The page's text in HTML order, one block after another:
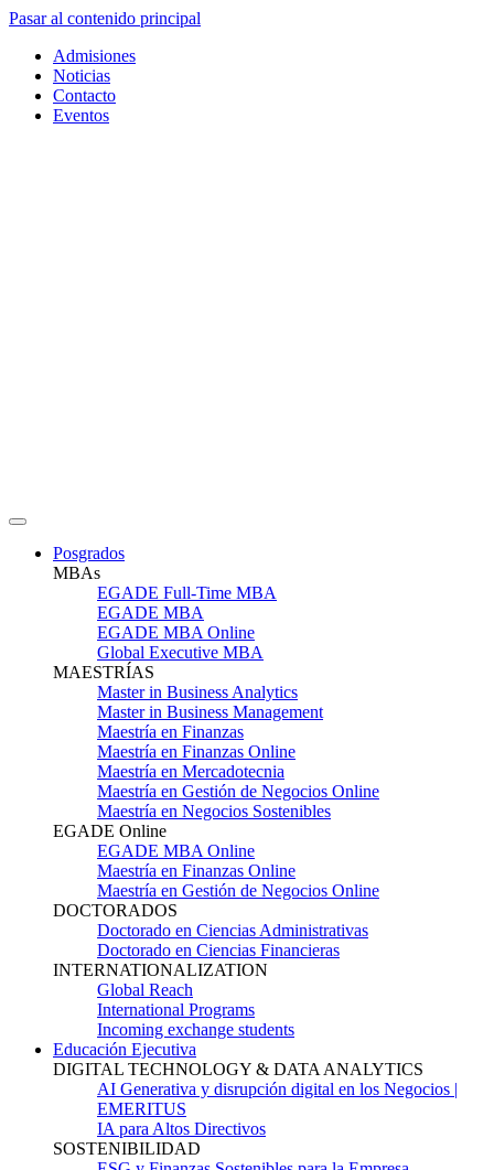
Pasar al contenido principal
Admisiones
Noticias
Contacto
Eventos
Posgrados
MBAs
EGADE Full-Time MBA
EGADE MBA
EGADE MBA Online
Global Executive MBA
MAESTRÍAS
Master in Business Analytics
Master in Business Management
Maestría en Finanzas
Maestría en Finanzas Online
Maestría en Mercadotecnia
Maestría en Gestión de Negocios Online
Maestría en Negocios Sostenibles
EGADE Online
EGADE MBA Online
Maestría en Finanzas Online
Maestría en Gestión de Negocios Online
DOCTORADOS
Doctorado en Ciencias Administrativas
Doctorado en Ciencias Financieras
INTERNATIONALIZATION
Global Reach
International Programs
Incoming exchange students
Educación Ejecutiva
DIGITAL TECHNOLOGY & DATA ANALYTICS
AI Generativa y disrupción digital en los Negocios |
EMERITUS
IA para Altos Directivos
SOSTENIBILIDAD